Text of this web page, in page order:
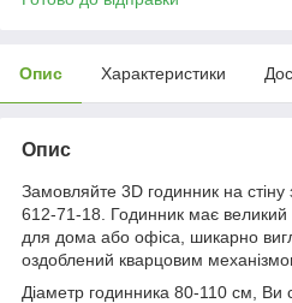
Опис Характеристики
Опис
Замовляйте 3D годинник на
612-71-18. Годинник має великий
для дома або офіса, шикарно
оздоблений кварцовим
Діаметр годинника 80-110 см, Ви